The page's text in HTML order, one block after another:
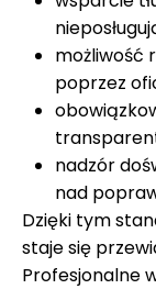
możliwość
poprzez
nadzór
nad
Dzięki tym
staje się
Profesjonalne